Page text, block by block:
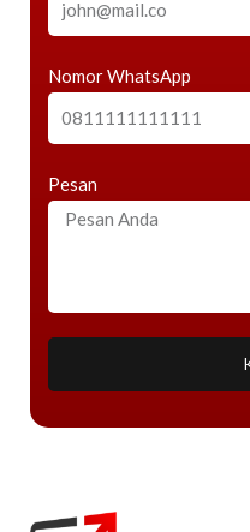
Nomor WhatsApp
Pesan